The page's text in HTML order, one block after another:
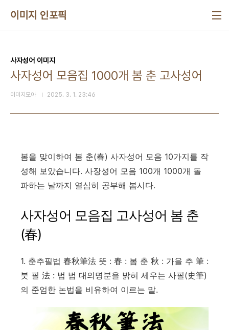
이미지 인포픽
사자성어 이미지
사자성어 모음집 1000개 봄 춘 고사성어
이미지모아 2025. 3. 1. 23:46
봄을 맞이하여 봄 춘(春) 사자성어 모음 10가지를 작
성해 보았습니다. 사장성어 모음 100개 1000개 돌
파하는 날까지 열심히 공부해 봅시다.
사자성어 모음집 고사성어 봄 춘
(春)
1. 춘추필법 春秋筆法 뜻 : 春 : 봄 춘 秋 : 가을 추 筆 :
붓 필 法 : 법 법 대의명분을 밝혀 세우는 사필(史筆)
의 준엄한 논법을 비유하여 이르는 말.